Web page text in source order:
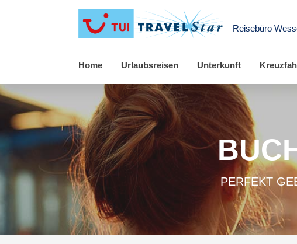
Reisebüro
Home Urlaubsreisen Unterkunft
PERFEKT